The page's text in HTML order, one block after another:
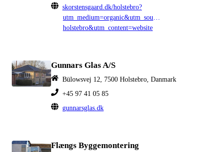
skorstensgaard.dk/holstebro?
holstebro&utm_content=website
Gunnars Glas A/S
Bülowsvej 12, 7500 Holstebro, Danmark
+45 97 41 05 85
gunnarsglas.dk
Flængs Byggemontering